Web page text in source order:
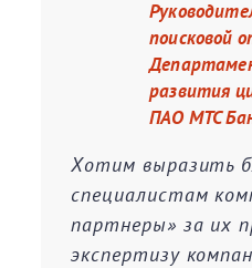
поисковой
развития
ПАО МТС
Хотим выразить
специалистам
партнеры» за их
экспертизу